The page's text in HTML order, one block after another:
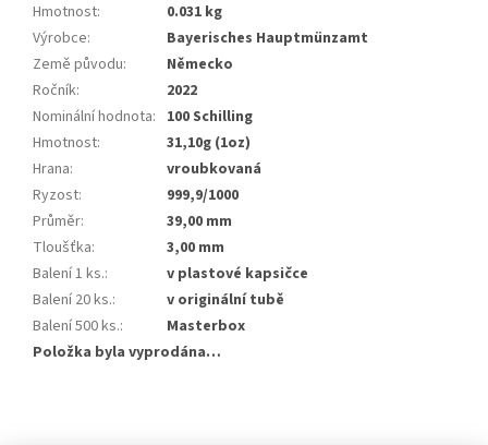
Hmotnost:
0.031 kg
Výrobce:
Bayerisches Hauptmünzamt
Země původu:
Německo
Ročník:
2022
Nominální hodnota: 100 Schilling
Hmotnost:
31,10g (1oz)
Hrana:
vroubkovaná
Ryzost:
999,9/1000
Průměr:
39,00 mm
Tloušťka:
3,00 mm
Balení 1 ks.:
v plastové kapsičce
Balení 20 ks.:
v originální tubě
Balení 500 ks.:
Masterbox
Položka byla vyprodána…